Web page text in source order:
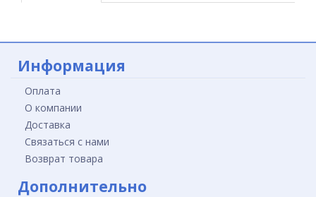
Информация
Оплата
О компании
Доставка
Связаться с нами
Возврат товара
Дополнительно